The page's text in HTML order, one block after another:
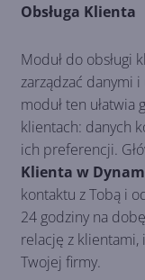
Obsługa Klienta
Moduł do obsługi
zarządzać danymi
moduł ten
klientach: danych
ich preferencji.
Klienta w
kontaktu z Tobą i
24 godziny na
relację z
Twojej firmy.